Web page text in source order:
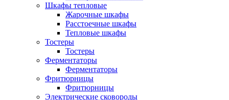
Шкафы тепловые
Жарочные шкафы
Расстоечные шкафы
Тепловые шкафы
Тостеры
Тостеры
Ферментаторы
Ферментаторы
Фритюрницы
Фритюрницы
Электрические сковороды